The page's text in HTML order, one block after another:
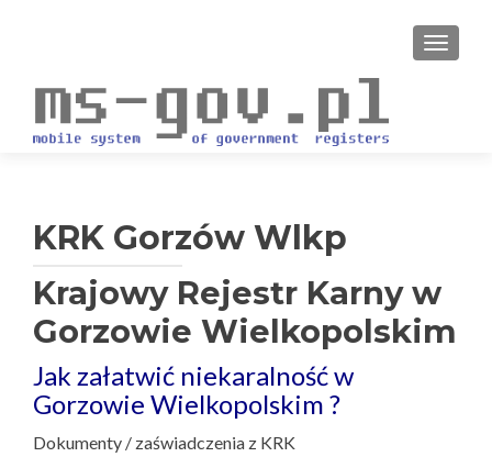
KRK Gorzów Wlkp
Krajowy Rejestr Karny w
Gorzowie Wielkopolskim
Jak załatwić niekaralność w
Gorzowie Wielkopolskim ?
Dokumenty / zaświadczenia z KRK